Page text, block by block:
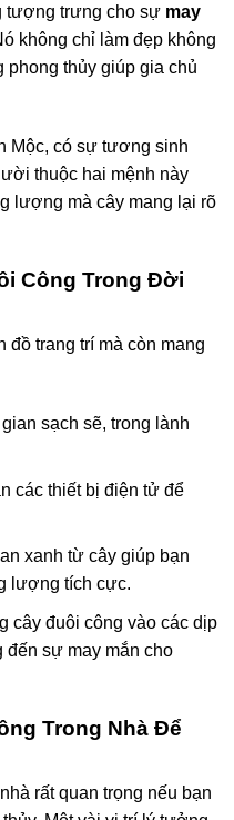
tượng trưng cho sự may
không chỉ làm đẹp không
thủy giúp gia chủ
Mộc, có sự tương sinh
thuộc hai mệnh này
lượng mà cây mang lại rõ
Công Trong Đời
đồ trang trí mà còn mang
sạch sẽ, trong lành
các thiết bị điện tử để
xanh từ cây giúp bạn
lượng tích cực.
cây đuôi công vào các dịp
đến sự may mắn cho
Trong Nhà Để
rất quan trọng nếu bạn